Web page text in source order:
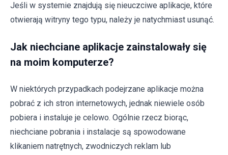
Jeśli w systemie znajdują się nieuczciwe aplikacje, które
otwierają witryny tego typu, należy je natychmiast usunąć.
Jak niechciane aplikacje zainstalowały się
na moim komputerze?
W niektórych przypadkach podejrzane aplikacje można
pobrać z ich stron internetowych, jednak niewiele osób
pobiera i instaluje je celowo. Ogólnie rzecz biorąc,
niechciane pobrania i instalacje są spowodowane
klikaniem natrętnych, zwodniczych reklam lub